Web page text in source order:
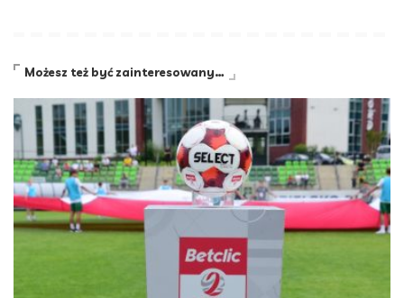
Możesz też być zainteresowany…